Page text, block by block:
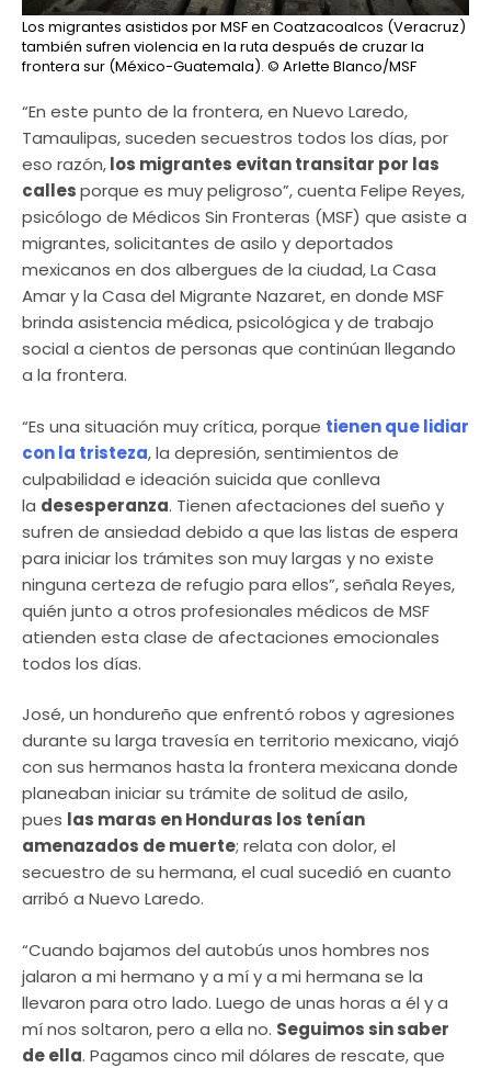
Los migrantes asistidos por MSF en Coatzacoalcos (Veracruz)
también sufren violencia en la ruta después de cruzar la
frontera sur (México-Guatemala). © Arlette Blanco/MSF
“En este punto de la frontera, en Nuevo Laredo,
Tamaulipas, suceden secuestros todos los días, por
eso razón,los migrantes evitan transitar por las
callesporque es muy peligroso”, cuenta Felipe Reyes,
psicólogo de Médicos Sin Fronteras (MSF) que asiste a
migrantes, solicitantes de asilo y deportados
mexicanos en dos albergues de la ciudad, La Casa
Amar y la Casa del Migrante Nazaret, en donde MSF
brinda asistencia médica, psicológica y de trabajo
social a cientos de personas que continúan llegando
a la frontera.
“Es una situación muy crítica, porque tienen que lidiar
con la tristeza, la depresión, sentimientos de
culpabilidad e ideación suicida que conlleva
la desesperanza. Tienen afectaciones del sueño y
sufren de ansiedad debido a que las listas de espera
para iniciar los trámites son muy largas y no existe
ninguna certeza de refugio para ellos”, señala Reyes,
quién junto a otros profesionales médicos de MSF
atienden esta clase de afectaciones emocionales
todos los días.
José, un hondureño que enfrentó robos y agresiones
durante su larga travesía en territorio mexicano, viajó
con sus hermanos hasta la frontera mexicana donde
planeaban iniciar su trámite de solitud de asilo,
pues las maras en Honduras los tenían
amenazados de muerte; relata con dolor, el
secuestro de su hermana, el cual sucedió en cuanto
arribó a Nuevo Laredo.
“Cuando bajamos del autobús unos hombres nos
jalaron a mi hermano y a mí y a mi hermana se la
llevaron para otro lado. Luego de unas horas a él y a
mí nos soltaron, pero a ella no. Seguimos sin saber
de ella. Pagamos cinco mil dólares de rescate, que